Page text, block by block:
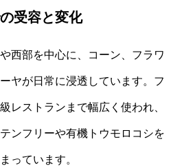
受容と変化
西部を中心に、コーン、フラワ
ヤが日常に浸透しています。フ
レストランまで幅広く使われ、
ンフリーや有機トウモロコシを
っています。